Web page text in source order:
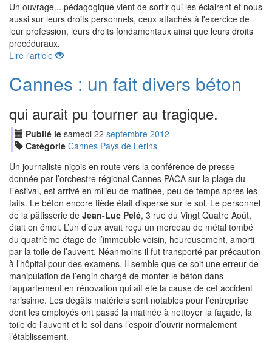
Un ouvrage... pédagogique vient de sortir qui les éclairent et nous
aussi sur leurs droits personnels, ceux attachés à l'exercice de
leur profession, leurs droits fondamentaux ainsi que leurs droits
procéduraux.
Lire l'article
Cannes : un fait divers béton
qui aurait pu tourner au tragique.
Publié le samedi 22 septembre 2012
Catégorie Cannes Pays de Lérins
Un journaliste niçois en route vers la conférence de presse
donnée par l’orchestre régional Cannes PACA sur la plage du
Festival, est arrivé en milieu de matinée, peu de temps après les
faits. Le béton encore tiède était dispersé sur le sol. Le personnel
de la pâtisserie de Jean-Luc Pelé, 3 rue du Vingt Quatre Août,
était en émoi. L’un d’eux avait reçu un morceau de métal tombé
du quatrième étage de l’immeuble voisin, heureusement, amorti
par la toile de l’auvent. Néanmoins il fut transporté par précaution
à l’hôpital pour des examens. Il semble que ce soit une erreur de
manipulation de l’engin chargé de monter le béton dans
l’appartement en rénovation qui ait été la cause de cet accident
rarissime. Les dégâts matériels sont notables pour l’entreprise
dont les employés ont passé la matinée à nettoyer la façade, la
toile de l’auvent et le sol dans l’espoir d’ouvrir normalement
l’établissement.